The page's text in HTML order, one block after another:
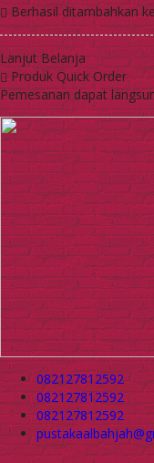
Berhasil ditambahkan
Lanjut Belanja
Produk Quick Order
Pemesanan dapat
082127812592
082127812592
082127812592